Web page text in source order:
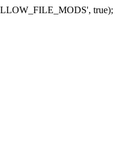
true);